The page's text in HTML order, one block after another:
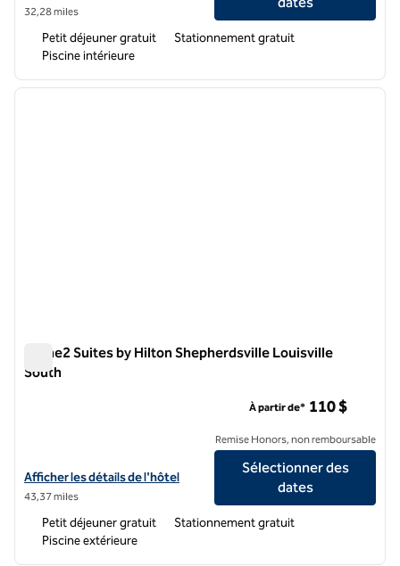
32,28 miles
Petit déjeuner gratuit
Stationnement gratuit
Piscine intérieure
1 sur 12
Home2 Suites by Hilton Shepherdsville Louisville
South
Afficher les détails de l'hôtel Home2 Suites by Hilton Shepherdsville
Afficher les détails de l'hôtel
43,37 miles
À partir de* 110 $
Remise Honors, non remboursable
Sélectionner des
dates
Petit déjeuner gratuit
Stationnement gratuit
Piscine extérieure